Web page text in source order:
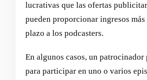
lucrativas que las ofertas
pueden proporcionar ingresos
plazo a los podcasters.
En algunos casos, un
para participar en uno o varios